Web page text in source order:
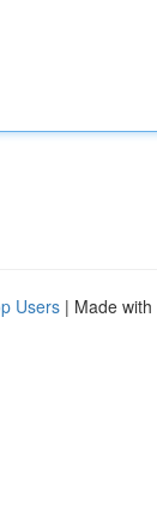
Users | Made with